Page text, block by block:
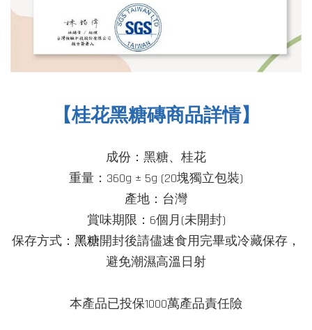
【桂花黑糖磚商品詳情】
成份：黑糖、桂花
重量： 360g ± 5g (20塊獨立包裝)
產地：台灣
賞味期限：6個月(未開封)
保存方式 ： 黑糖開封後請儘速食用完畢或冷藏保存，
避免潮濕高溫日射
本產品已投保1000萬產品責任險